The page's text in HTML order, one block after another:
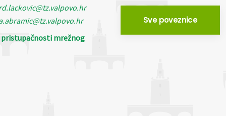
pristupačnosti mrežnog
Sve poveznice